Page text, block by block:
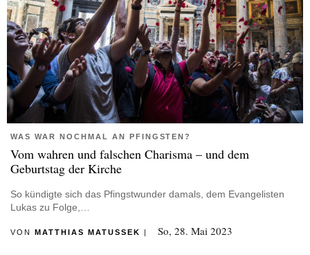
WAS WAR NOCHMAL AN PFINGSTEN?
Vom wahren und falschen Charisma – und dem
Geburtstag der Kirche
So kündigte sich das Pfingstwunder damals, dem Evangelisten
Lukas zu Folge,…
VON MATTHIAS MATUSSEK | So, 28. Mai 2023